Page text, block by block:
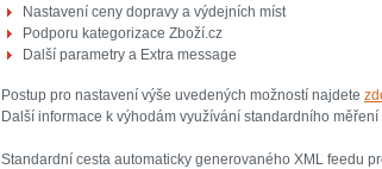
Nastavení ceny dopravy a výdejních míst
Podporu kategorizace Zboží.cz
Další parametry a Extra message
Postup pro nastavení výše uvedených možností najdete
Další informace k výhodám využívání standardního
Standardní cesta automaticky generovaného XML feedu